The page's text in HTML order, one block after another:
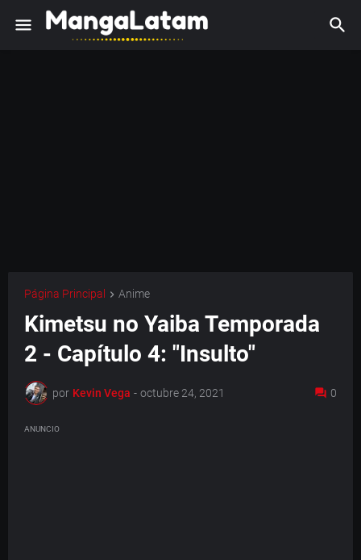
Página Principal Anime
Kimetsu no Yaiba Temporada
2 - Capítulo 4: "Insulto"
por Kevin Vega - octubre 24, 2021 0
ANUNCIO